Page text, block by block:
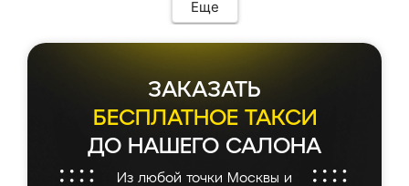
Еще
ЗАКАЗАТЬ
БЕСПЛАТНОЕ ТАКСИ
ДО НАШЕГО САЛОНА
Из любой точки Москвы и